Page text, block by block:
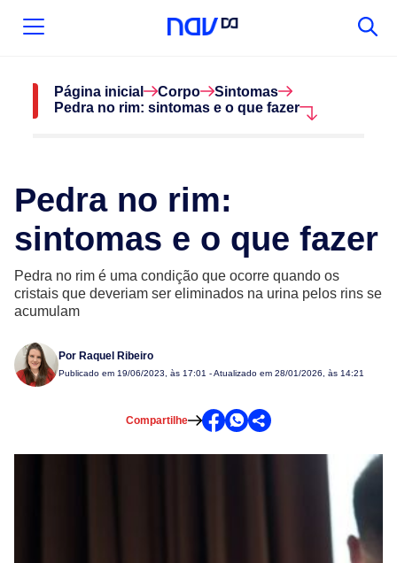
Página inicial Corpo
Sintomas
Pedra no rim: sintomas e o que fazer
Pedra no rim:
sintomas e o que fazer
Pedra no rim é uma condição que ocorre quando os
cristais que deveriam ser eliminados na urina pelos rins se
acumulam
Por Raquel Ribeiro
Publicado em 19/06/2023, às 17:01 - Atualizado em 28/01/2026, às 14:21
Compartilhe